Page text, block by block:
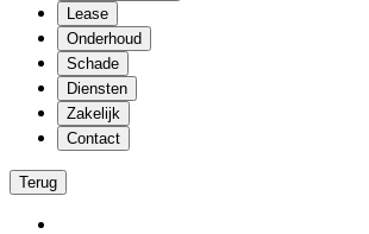
Lease
Onderhoud
Schade
Diensten
Zakelijk
Contact
Terug